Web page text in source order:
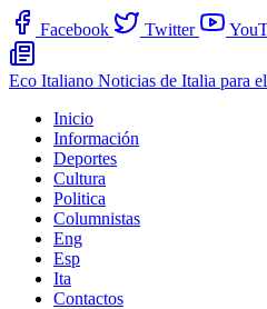
Facebook Twitter
Eco Italiano Noticias de Italia para
Inicio
Información
Deportes
Cultura
Politica
Columnistas
Eng
Esp
Ita
Contactos